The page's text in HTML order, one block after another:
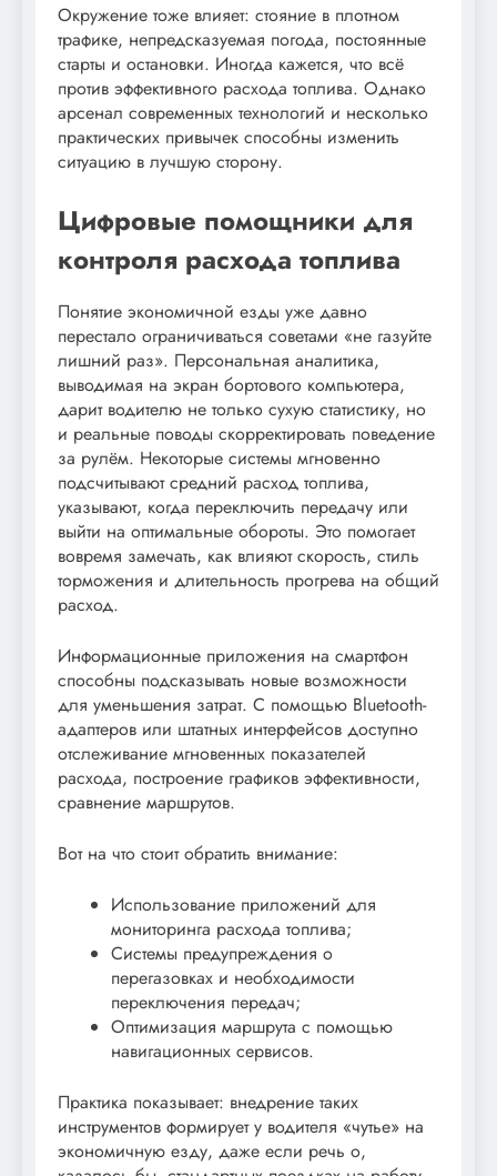
Окружение тоже влияет: стояние в плотном
трафике, непредсказуемая погода, постоянные
старты и остановки. Иногда кажется, что всё
против эффективного расхода топлива. Однако
арсенал современных технологий и несколько
практических привычек способны изменить
ситуацию в лучшую сторону.
Цифровые помощники для
контроля расхода топлива
Понятие экономичной езды уже давно
перестало ограничиваться советами «не газуйте
лишний раз». Персональная аналитика,
выводимая на экран бортового компьютера,
дарит водителю не только сухую статистику, но
и реальные поводы скорректировать поведение
за рулём. Некоторые системы мгновенно
подсчитывают средний расход топлива,
указывают, когда переключить передачу или
выйти на оптимальные обороты. Это помогает
вовремя замечать, как влияют скорость, стиль
торможения и длительность прогрева на общий
расход.
Информационные приложения на смартфон
способны подсказывать новые возможности
для уменьшения затрат. С помощью Bluetooth-
адаптеров или штатных интерфейсов доступно
отслеживание мгновенных показателей
расхода, построение графиков эффективности,
сравнение маршрутов.
Вот на что стоит обратить внимание:
Использование приложений для
мониторинга расхода топлива;
Системы предупреждения о
перегазовках и необходимости
переключения передач;
Оптимизация маршрута с помощью
навигационных сервисов.
Практика показывает: внедрение таких
инструментов формирует у водителя «чутье» на
экономичную езду, даже если речь о,